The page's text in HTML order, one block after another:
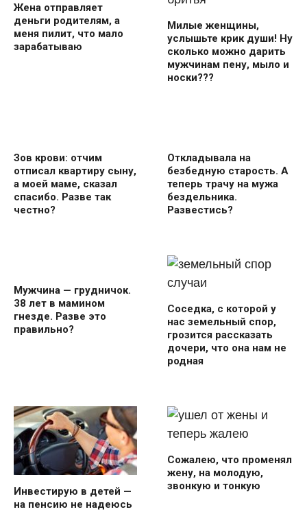
Жена отправляет
деньги родителям, а
меня пилит, что мало
зарабатываю
Милые женщины,
услышьте крик души! Ну
сколько можно дарить
мужчинам пену, мыло и
носки???
Зов крови: отчим
отписал квартиру сыну,
а моей маме, сказал
спасибо. Разве так
честно?
Откладывала на
безбедную старость. А
теперь трачу на мужа
бездельника.
Развестись?
Мужчина — грудничок.
38 лет в мамином
гнезде. Разве это
правильно?
Соседка, с которой у
нас земельный спор,
грозится рассказать
дочери, что она нам не
родная
Инвестирую в детей —
на пенсию не надеюсь
Сожалею, что променял
жену, на молодую,
звонкую и тонкую